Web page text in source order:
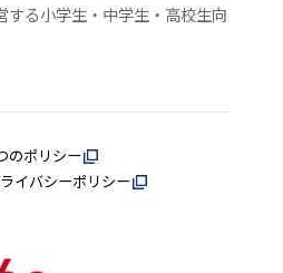
する小学生・中学生・高校生向
のポリシー
イバシーポリシー